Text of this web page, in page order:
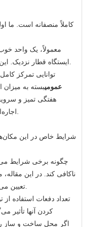
کاملاً منصفانه است. ما
معمولاً، یک واحد
توانایی تمرکز
عمومیبسته به میزان
هفتگی تمیز و
شرایط خاص در این
چگونه برخی شرایط
ناکافی کند. در این
تعداد دفعات استفاده از
اگر محل ساخت و ساز